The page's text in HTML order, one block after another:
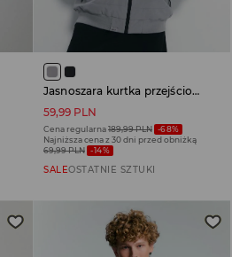
Jasnoszara kurtka przejściowa z kapturem
59,99 PLN
Cena regularna189,99 PLN -68%
Najniższa cena z 30 dni przed obniżką
69,99 PLN -14%
SALEOSTATNIE SZTUKI